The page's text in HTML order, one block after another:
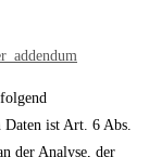
Daten ist Art. 6 Abs.
der Analyse, der